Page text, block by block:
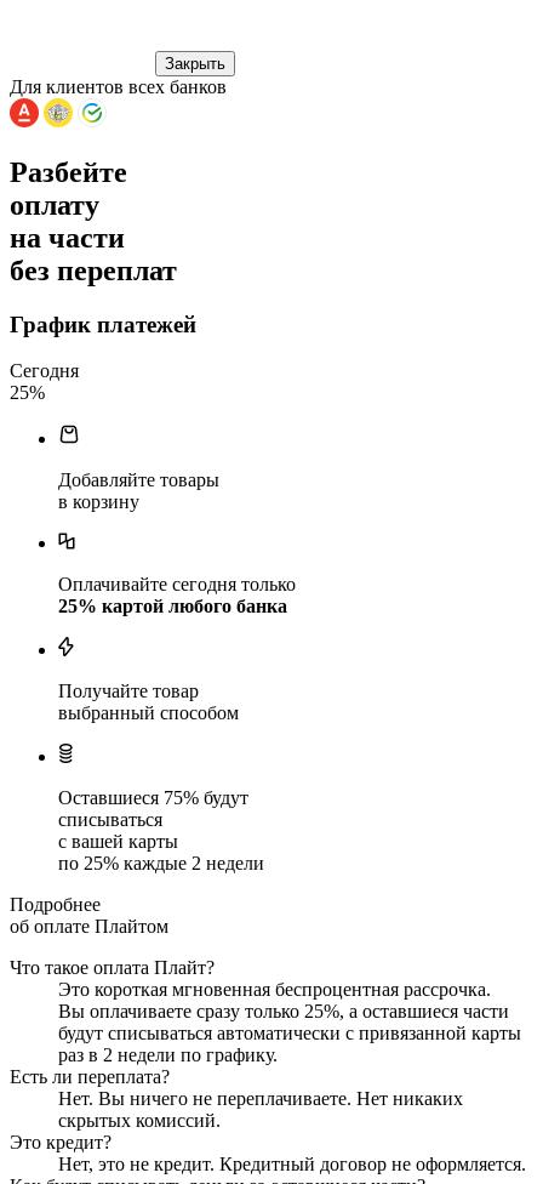
Закрыть
Для клиентов всех банков
Разбейте
оплату
на части
без переплат
График платежей
Сегодня
25%
Добавляйте товары
в корзину
Оплачивайте сегодня только
25% картой любого банка
Получайте товар
выбранный способом
Оставшиеся 75% будут
списываться
с вашей карты
по 25% каждые 2 недели
Подробнее
об оплате Плайтом
Что такое оплата Плайт?
Это короткая мгновенная беспроцентная рассрочка.
Вы оплачиваете сразу только 25%, а оставшиеся части
будут списываться автоматически с привязанной карты
раз в 2 недели по графику.
Есть ли переплата?
Нет. Вы ничего не переплачиваете. Нет никаких
скрытых комиссий.
Это кредит?
Нет, это не кредит. Кредитный договор не оформляется.